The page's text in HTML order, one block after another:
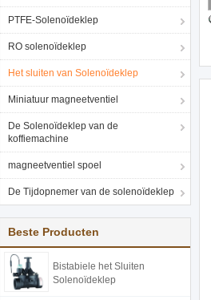
PTFE-Solenoïdeklep
RO solenoïdeklep
Het sluiten van Solenoïdeklep
Miniatuur magneetventiel
De Solenoïdeklep van de
koffiemachine
magneetventiel spoel
De Tijdopnemer van de solenoïdeklep
Beste Producten
Bistabiele het Sluiten
Solenoïdeklep